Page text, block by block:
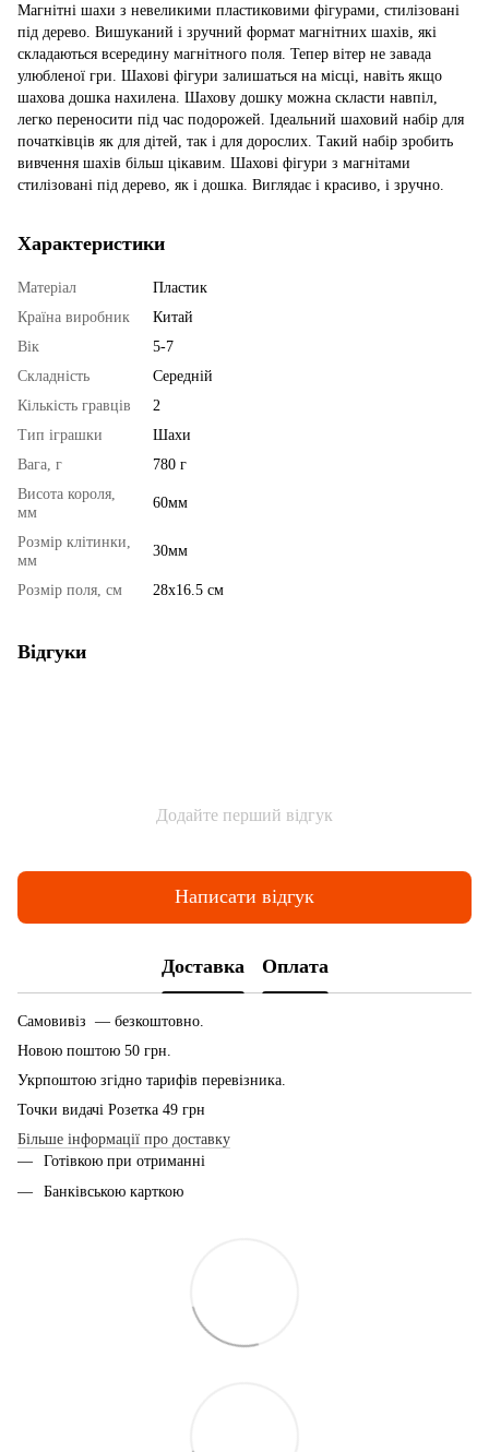
Магнітні шахи з невеликими пластиковими фігурами, стилізовані
під дерево. Вишуканий і зручний формат магнітних шахів, які
складаються всередину магнітного поля. Тепер вітер не завада
улюбленої гри. Шахові фігури залишаться на місці, навіть якщо
шахова дошка нахилена. Шахову дошку можна скласти навпіл,
легко переносити під час подорожей. Ідеальний шаховий набір для
початківців як для дітей, так і для дорослих. Такий набір зробить
вивчення шахів більш цікавим. Шахові фігури з магнітами
стилізовані під дерево, як і дошка. Виглядає і красиво, і зручно.
Характеристики
Матеріал
Пластик
Країна виробник
Китай
Вік
5-7
Складність
Середній
Кількість гравців
2
Тип іграшки
Шахи
Вага, г
780 г
Висота короля,
мм
60мм
Розмір клітинки,
мм
30мм
Розмір поля, см 28х16.5 см
Відгуки
Додайте перший відгук
Написати відгук
Доставка Оплата
Самовивіз — безкоштовно.
Новою поштою 50 грн.
Укрпоштою згідно тарифів перевізника.
Точки видачі Розетка 49 грн
Більше інформації про доставку
Готівкою при отриманні
Банківською карткою